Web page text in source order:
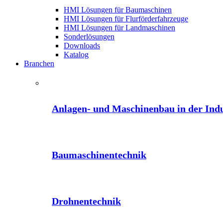
HMI Lösungen für Baumaschinen
HMI Lösungen für Flurförderfahrzeuge
HMI Lösungen für Landmaschinen
Sonderlösungen
Downloads
Katalog
Branchen
Anlagen- und Maschinenbau in der
Baumaschinentechnik
Drohnentechnik